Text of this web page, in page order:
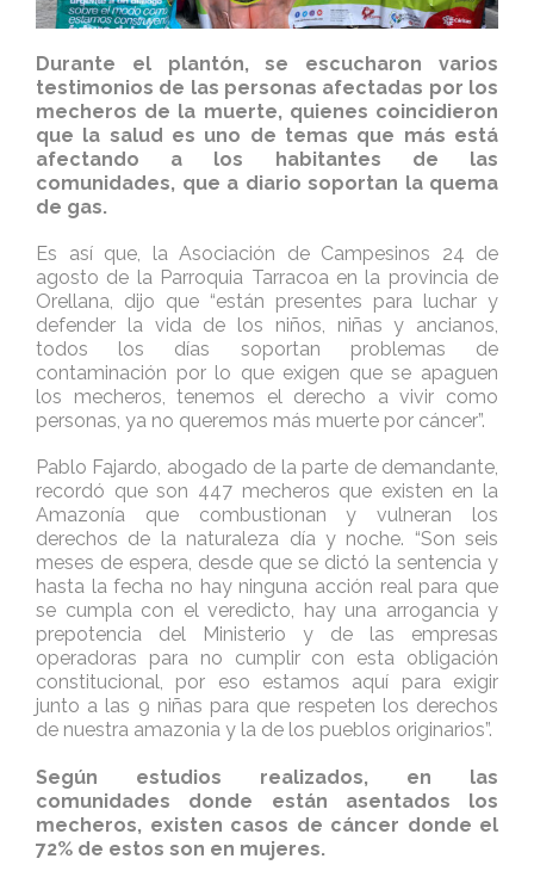
Durante el plantón, se escucharon varios
testimonios de las personas afectadas por los
mecheros de la muerte, quienes coincidieron
que la salud es uno de temas que más está
afectando a los habitantes de las
comunidades, que a diario soportan la quema
de gas.
Es así que, la Asociación de Campesinos 24 de
agosto de la Parroquia Tarracoa en la provincia de
Orellana, dijo que “están presentes para luchar y
defender la vida de los niños, niñas y ancianos,
todos los días soportan problemas de
contaminación por lo que exigen que se apaguen
los mecheros, tenemos el derecho a vivir como
personas, ya no queremos más muerte por cáncer”.
Pablo Fajardo, abogado de la parte de demandante,
recordó que son 447 mecheros que existen en la
Amazonía que combustionan y vulneran los
derechos de la naturaleza día y noche. “Son seis
meses de espera, desde que se dictó la sentencia y
hasta la fecha no hay ninguna acción real para que
se cumpla con el veredicto, hay una arrogancia y
prepotencia del Ministerio y de las empresas
operadoras para no cumplir con esta obligación
constitucional, por eso estamos aquí para exigir
junto a las 9 niñas para que respeten los derechos
de nuestra amazonia y la de los pueblos originarios”.
Según estudios realizados, en las
comunidades donde están asentados los
mecheros, existen casos de cáncer donde el
72% de estos son en mujeres.